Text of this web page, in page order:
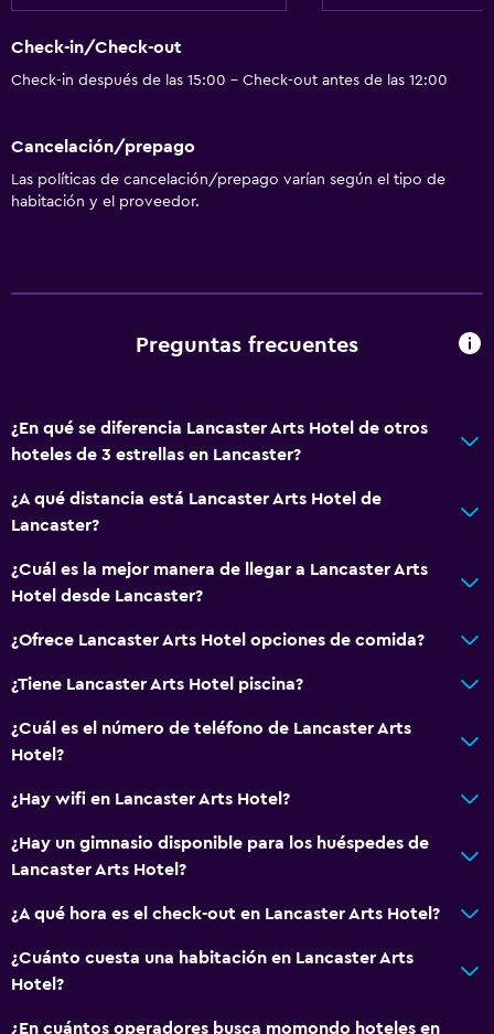
Check-in/Check-out
Check-in después de las 15:00 - Check-out antes de las 12:00
Cancelación/prepago
Las políticas de cancelación/prepago varían según el tipo de
habitación y el proveedor.
Preguntas frecuentes
¿En qué se diferencia Lancaster Arts Hotel de otros
hoteles de 3 estrellas en Lancaster?
¿A qué distancia está Lancaster Arts Hotel de
Lancaster?
¿Cuál es la mejor manera de llegar a Lancaster Arts
Hotel desde Lancaster?
¿Ofrece Lancaster Arts Hotel opciones de comida?
¿Tiene Lancaster Arts Hotel piscina?
¿Cuál es el número de teléfono de Lancaster Arts
Hotel?
¿Hay wifi en Lancaster Arts Hotel?
¿Hay un gimnasio disponible para los huéspedes de
Lancaster Arts Hotel?
¿A qué hora es el check-out en Lancaster Arts Hotel?
¿Cuánto cuesta una habitación en Lancaster Arts
Hotel?
¿En cuántos operadores busca momondo hoteles en